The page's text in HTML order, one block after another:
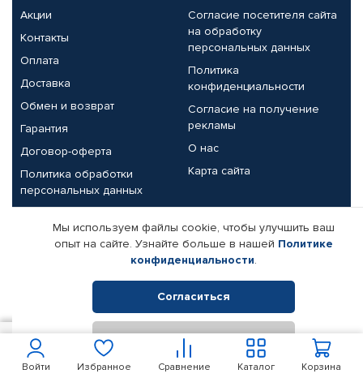
Войти Избранное Сравнение Корзина
Каталог
Акции
Контакты
Оплата
Доставка
Обмен и возврат
Гарантия
Договор-оферта
Политика обработки
персональных данных
Согласие посетителя сайта
на обработку
персональных данных
Политика
конфиденциальности
Согласие на получение
рекламы
О нас
Карта сайта
Партнерам
Корпоративным клиентам
Поставщикам
Реквизиты компании
© КАМАЗ ЦЕНТР ДОНЕЦК, 2015-2026. Все права защищены.
Интернет-магазин автомобильных товаров Автопрофи.
Мы используем файлы cookie, чтобы улучшить ваш
опыт на сайте. Узнайте больше в нашей Политике
конфиденциальности.
Согласиться
Отклонить
70 В корзину